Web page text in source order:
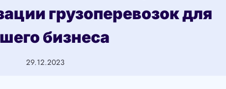
грузоперевозок для
бизнеса
29.12.2023